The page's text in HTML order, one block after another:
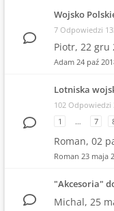
Wojsko
7 Odpowiedzi
Piotr, 22 gru
Adam 24 paź
Lotniska
102 Odpowiedzi
1
… 7
Roman, 02
Roman 23 maja
"Akcesoria"
Michal, 25